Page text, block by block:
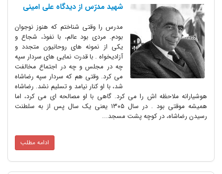
شهید مدرّس از دیدگاه علی امینی
مدرس را وقتی شناختم که هنوز نوجوان
بودم. مردی بود عالم، با نفوذ، شجاع و
یکی از نمونه های روحانیون متجدد و
آزادیخواه . با قدرت نمایی های سردار سپه
چه در مجلس و چه در اجتماع مخالفت
می کرد. وقتی هم که سردار سپه رضاشاه
شد، با او کنار نیامد و تسلیم نشد. رضاشاه
هوشیارانه ملاحظه اش را می کرد. گاهی با او مصالحه ای می کرد، اما
همیشه موقتی بود . در سال ۱۳۰۵ یعنی یک سال پس از به سلطنت
رسیدن رضاشاه، در کوچه پشت مسجد...
ادامه مطلب